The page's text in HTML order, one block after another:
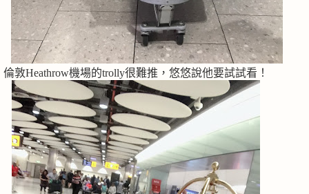
倫敦Heathrow機場的trolly很難推，悠悠說他要試試看！